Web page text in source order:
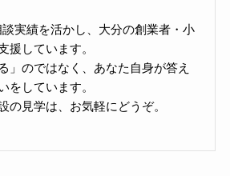
実績を活かし、大分の創業者・小
援しています。
」のではなく、あなた自身が答え
をしています。
の見学は、お気軽にどうぞ。